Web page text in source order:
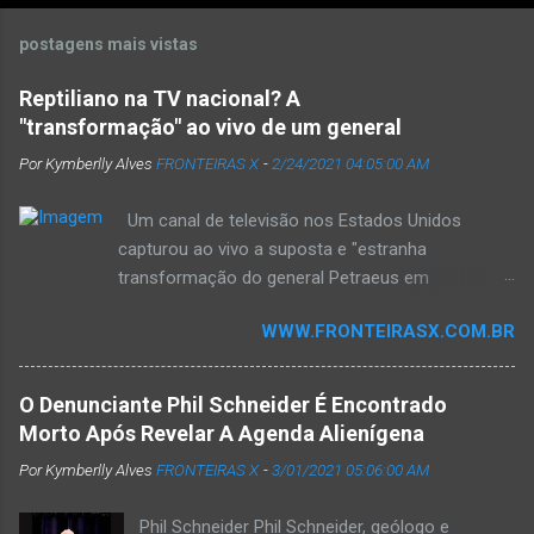
postagens mais vistas
Reptiliano na TV nacional? A
"transformação" ao vivo de um general
Por Kymberlly Alves FRONTEIRAS X -2/24/2021 04:05:00 AM
Um canal de televisão nos Estados Unidos
capturou ao vivo a suposta e "estranha
transformação do general Petraeus em
aumentando o debate sobre "quem nos governa".
Culturas antigas , como a suméria e a asteca,
mencionavam deuses com aparência humanóide
e reptiliana que governaram o mundo no passado
remoto. Esses deuses vieram do céu e criaram a
humanidade como a conhecemos. De acordo
WWW.FRONTEIRASX.COM.BR
O Denunciante Phil Schneider É Encontrado
Morto Após Revelar A Agenda Alienígena
Por Kymberlly Alves FRONTEIRAS X -3/01/2021 05:06:00 AM
Phil Schneider Phil Schneider, geólogo e